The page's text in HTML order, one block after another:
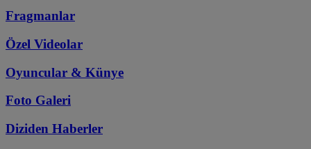
Fragmanlar
Özel Videolar
Oyuncular & Künye
Foto Galeri
Diziden Haberler